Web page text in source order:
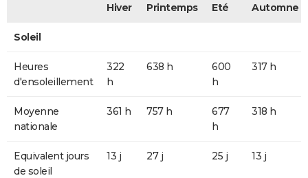
Hiver Printemps Eté Automne
Soleil
Heures
d'ensoleillement
322
h
638 h
600
h
317 h
Moyenne
nationale
361 h 757 h
677
h
318 h
Equivalent jours
de soleil
13 j 27 j 25 j 13 j